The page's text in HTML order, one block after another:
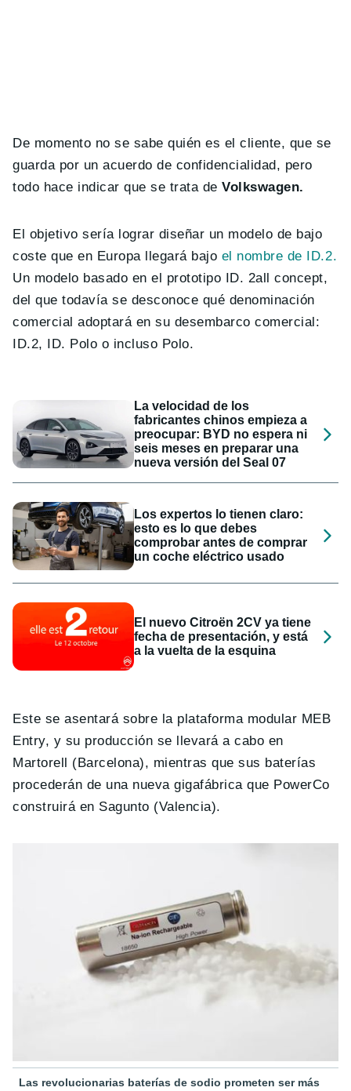
De momento no se sabe quién es el cliente, que se
guarda por un acuerdo de confidencialidad, pero
todo hace indicar que se trata de Volkswagen.
El objetivo sería lograr diseñar un modelo de bajo
coste que en Europa llegará bajo el nombre de ID.2.
Un modelo basado en el prototipo ID. 2all concept,
del que todavía se desconoce qué denominación
comercial adoptará en su desembarco comercial:
ID.2, ID. Polo o incluso Polo.
La velocidad de los
fabricantes chinos empieza a
preocupar: BYD no espera ni
seis meses en preparar una
nueva versión del Seal 07
Los expertos lo tienen claro:
esto es lo que debes
comprobar antes de comprar
un coche eléctrico usado
El nuevo Citroën 2CV ya tiene
fecha de presentación, y está
a la vuelta de la esquina
Este se asentará sobre la plataforma modular MEB
Entry, y su producción se llevará a cabo en
Martorell (Barcelona), mientras que sus baterías
procederán de una nueva gigafábrica que PowerCo
construirá en Sagunto (Valencia).
Las revolucionarias baterías de sodio prometen ser más